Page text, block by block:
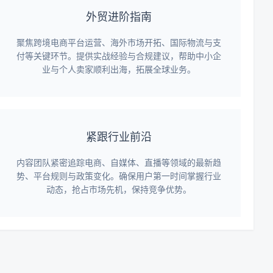
外贸进阶指南
聚焦跨境电商平台运营、海外市场开拓、国际物流与支
付等关键环节。提供实战经验与合规建议，帮助中小企
业与个人卖家顺利出海，拓展全球业务。
紧跟行业前沿
内容团队紧密追踪电商、自媒体、直播等领域的最新趋
势、平台规则与政策变化。确保用户第一时间掌握行业
动态，抢占市场先机，保持竞争优势。